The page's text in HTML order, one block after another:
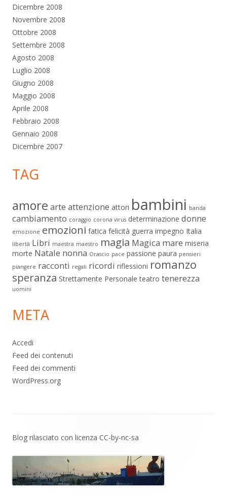
Dicembre 2008
Novembre 2008
Ottobre 2008
Settembre 2008
Agosto 2008
Luglio 2008
Giugno 2008
Maggio 2008
Aprile 2008
Febbraio 2008
Gennaio 2008
Dicembre 2007
TAG
amore arte attenzione attori bambini banda
cambiamento coraggio corona virus determinazione donne
emozione emozioni fatica felicità guerra impegno Italia
libertà Libri maestra maestro magia Magica mare miseria
morte Natale nonna Orascio pace passione paura pensieri
piangere racconti regali ricordi riflessioni romanzo
speranza Strettamente Personale teatro tenerezza
uomini
META
Accedi
Feed dei contenuti
Feed dei commenti
WordPress.org
piè
di
pagina
Blog rilasciato con licenza CC-by-nc-sa